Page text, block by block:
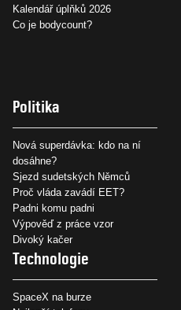
Kalendář úplňků 2026
Co je bodycount?
Politika
Nová superdávka: kdo na ní
dosáhne?
Sjezd sudetských Němců
Proč vláda zavádí EET?
Padni komu padni
Výpověď z práce vzor
Divoký kačer
Technologie
SpaceX na burze